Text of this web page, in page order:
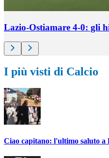
Lazio-Ostiamare 4-0: gli
I più visti di Calcio
Ciao capitano: l'ultimo saluto a